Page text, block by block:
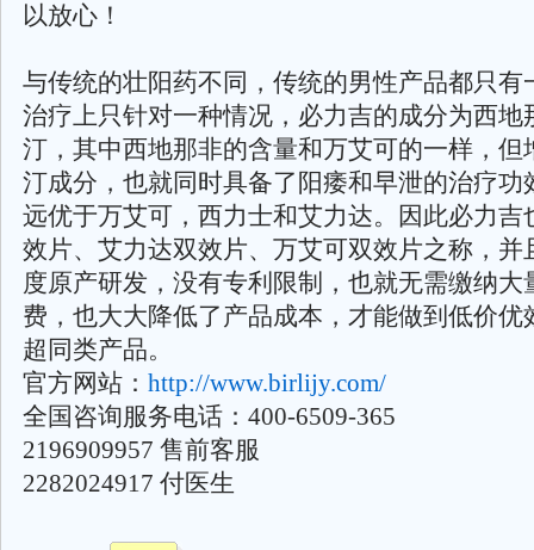
以放心！
与传统的壮阳药不同，传统的男性产品都只有
治疗上只针对一种情况，必力吉的成分为西地
汀，其中西地那非的含量和万艾可的一样，但
汀成分，也就同时具备了阳痿和早泄的治疗功
远优于万艾可，西力士和艾力达。因此必力吉
效片、艾力达双效片、万艾可双效片之称，并
度原产研发，没有专利限制，也就无需缴纳大
费，也大大降低了产品成本，才能做到低价优
超同类产品。
官方网站： http://www.birlijy.com/
全国咨询服务电话：400-6509-365
2196909957 售前客服
2282024917 付医生